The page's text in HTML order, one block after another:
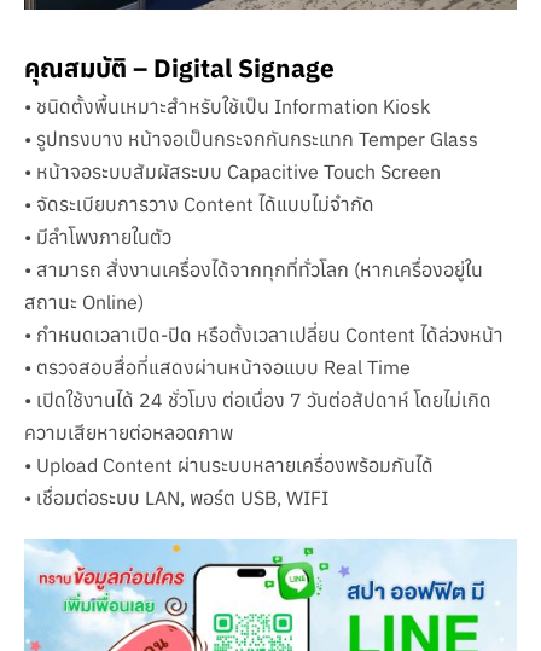
คุณสมบัติ – Digital Signage
• ชนิดตั้งพื้นเหมาะสำหรับใช้เป็น Information Kiosk
• รูปทรงบาง หน้าจอเป็นกระจกกันกระแทก Temper Glass
• หน้าจอระบบสัมผัสระบบ Capacitive Touch Screen
• จัดระเบียบการวาง Content ได้แบบไม่จำกัด
• มีลำโพงภายในตัว
• สามารถ สั่งงานเครื่องได้จากทุกที่ทั่วโลก (หากเครื่องอยู่ใน
สถานะ Online)
• กำหนดเวลาเปิด-ปิด หรือตั้งเวลาเปลี่ยน Content ได้ล่วงหน้า
• ตรวจสอบสื่อที่แสดงผ่านหน้าจอแบบ Real Time
• เปิดใช้งานได้ 24 ชั่วโมง ต่อเนื่อง 7 วันต่อสัปดาห์ โดยไม่เกิด
ความเสียหายต่อหลอดภาพ
• Upload Content ผ่านระบบหลายเครื่องพร้อมกันได้
• เชื่อมต่อระบบ LAN, พอร์ต USB, WIFI